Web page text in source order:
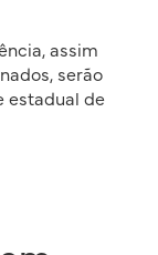
assim
serão
estadual de